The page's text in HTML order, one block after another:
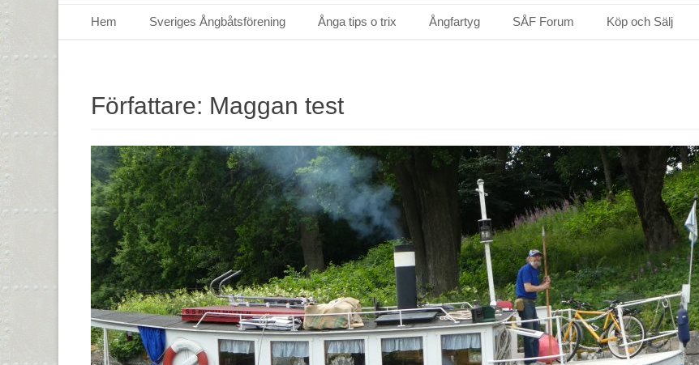
Primär meny
Hem Sveriges Ångbåtsförening Ånga tips o trix Ångfartyg SÅF Forum Köp och Sälj
Författare: Maggan test